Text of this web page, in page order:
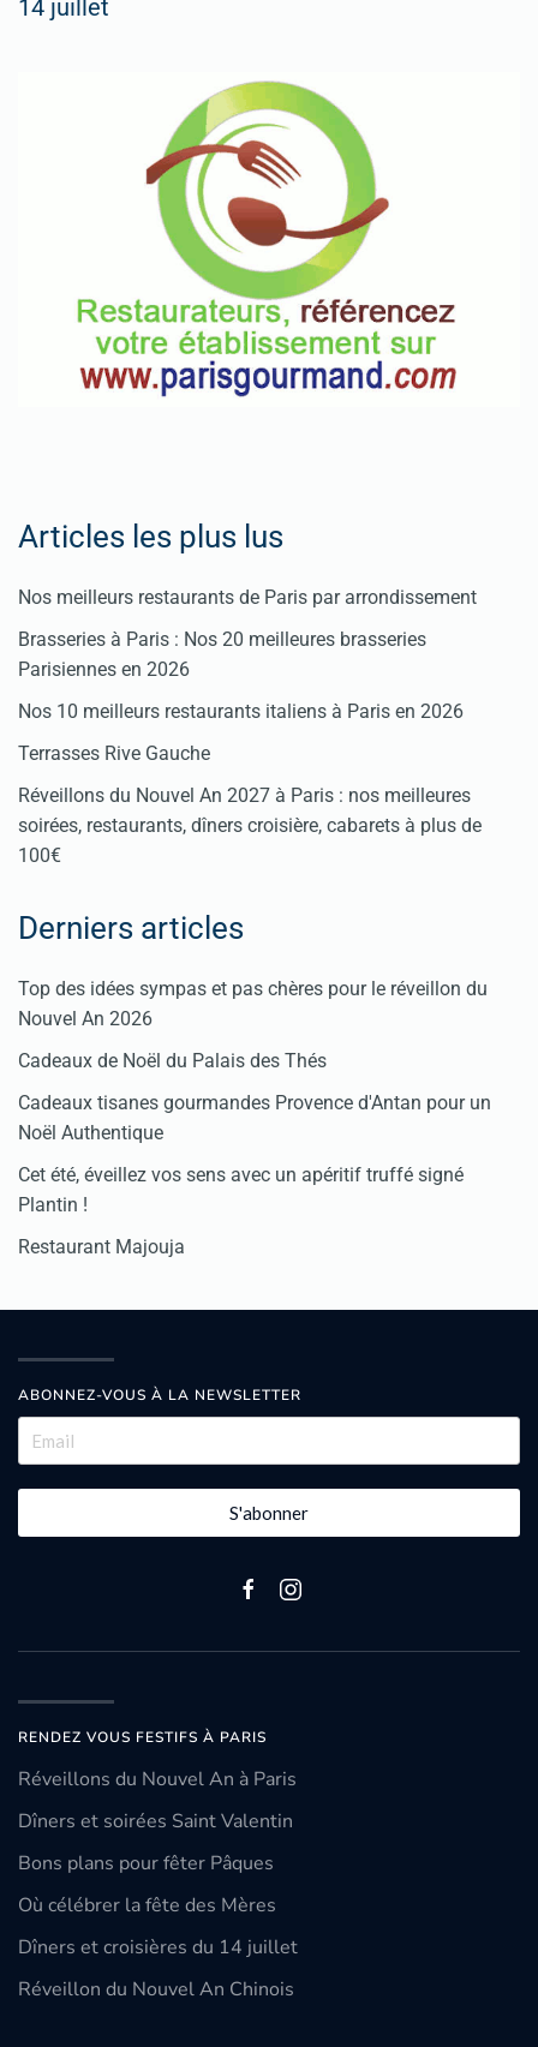
14 juillet
Articles les plus lus
Nos meilleurs restaurants de Paris par arrondissement
Brasseries à Paris : Nos 20 meilleures brasseries
Parisiennes en 2026
Nos 10 meilleurs restaurants italiens à Paris en 2026
Terrasses Rive Gauche
Réveillons du Nouvel An 2027 à Paris : nos meilleures
soirées, restaurants, dîners croisière, cabarets à plus de
100€
Derniers articles
Top des idées sympas et pas chères pour le réveillon du
Nouvel An 2026
Cadeaux de Noël du Palais des Thés
Cadeaux tisanes gourmandes Provence d'Antan pour un
Noël Authentique
Cet été, éveillez vos sens avec un apéritif truffé signé
Plantin !
Restaurant Majouja
ABONNEZ-VOUS À LA NEWSLETTER
S'abonner
RENDEZ VOUS FESTIFS À PARIS
Réveillons du Nouvel An à Paris
Dîners et soirées Saint Valentin
Bons plans pour fêter Pâques
Où célébrer la fête des Mères
Dîners et croisières du 14 juillet
Réveillon du Nouvel An Chinois